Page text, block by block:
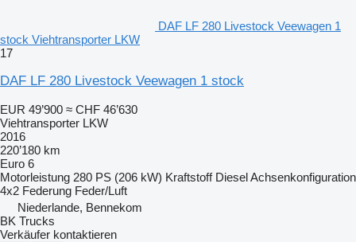
DAF LF 280 Livestock Veewagen 1
stock Viehtransporter LKW
17
DAF LF 280 Livestock Veewagen 1 stock
EUR 49’900 ≈ CHF 46’630
Viehtransporter LKW
2016
220’180 km
Euro 6
Motorleistung 280 PS (206 kW) Kraftstoff DieselAchsenkonfiguration
4x2 Federung Feder/Luft
Niederlande, Bennekom
BK Trucks
Verkäufer kontaktieren